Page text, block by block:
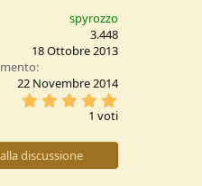
spyrozzo
3.448
18 Ottobre 2013
22 Novembre 2014
,
0
0
t
1 voti
discussione